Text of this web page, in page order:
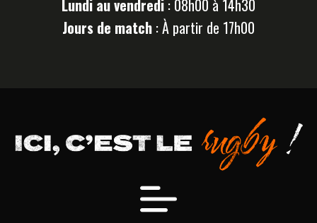
Lundi au vendredi : 08h00 à 14h30
Jours de match : À partir de 17h00